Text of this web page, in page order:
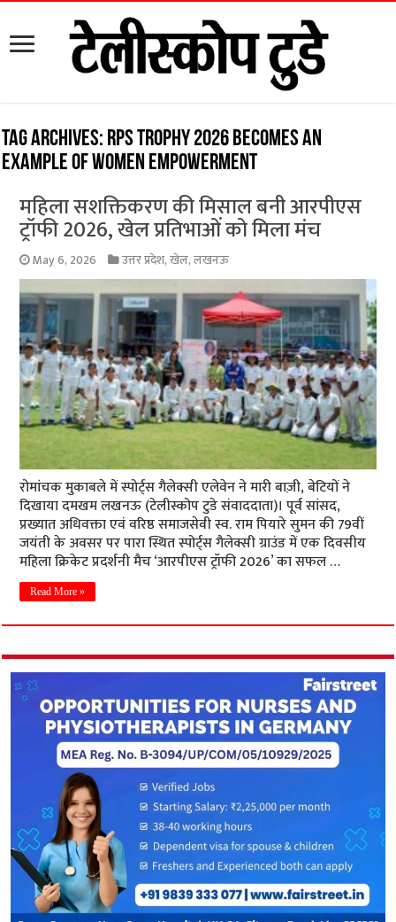
Tag Archives: RPS Trophy 2026 becomes an
example of women empowerment
महिला सशक्तिकरण की मिसाल बनी आरपीएस
ट्रॉफी 2026, खेल प्रतिभाओं को मिला मंच
May 6, 2026 उत्तर प्रदेश,खेल,लखनऊ
रोमांचक मुकाबले में स्पोर्ट्स गैलेक्सी एलेवेन ने मारी बाज़ी, बेटियों ने
दिखाया दमखम लखनऊ (टेलीस्कोप टुडे संवाददाता)। पूर्व सांसद,
प्रख्यात अधिवक्ता एवं वरिष्ठ समाजसेवी स्व. राम पियारे सुमन की 79वीं
जयंती के अवसर पर पारा स्थित स्पोर्ट्स गैलेक्सी ग्राउंड में एक दिवसीय
महिला क्रिकेट प्रदर्शनी मैच ‘आरपीएस ट्रॉफी 2026’ का सफल …
Read More »